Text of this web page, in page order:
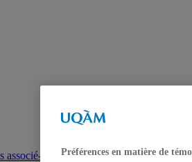
e-s
Préférences en matière de